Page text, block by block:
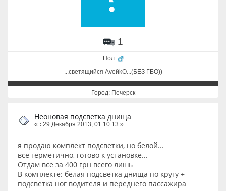
1
Пол:
...cветящийся AveйkO...(БЕЗ ГБО))
Город: Печерск
Неоновая подсветка днища
« : 29 Декабря 2013, 01:10:13 »
я продаю комплект подсветки, но белой...
все герметично, готово к установке...
Отдам все за 400 грн всего лишь
В комплекте: белая подсветка днища по кругу +
подсветка ног водителя и переднего пассажира